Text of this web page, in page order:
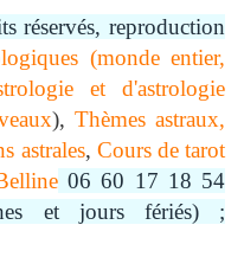
réservés, reproduction
(monde entier,
et d'astrologie
), Thèmes astraux,
astrales, Cours de tarot
06 60 17 18 54
et jours fériés) ;